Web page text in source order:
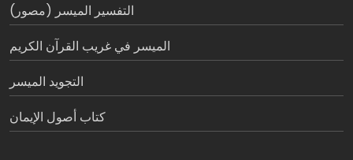
التفسير الميسر (مصور)
الميسر في غريب القرآن الكريم
التجويد الميسر
كتاب أصول الإيمان